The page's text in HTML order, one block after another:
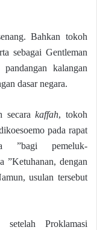
Bahkan tokoh
sebagai Gentleman
kalangan
dasar negara.
secarakaffah, tokoh
pada rapat
”bagi pemeluk-
”Ketuhanan, dengan
usulan tersebut
Proklamasi